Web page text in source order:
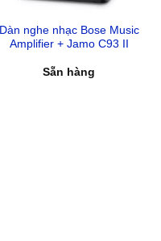
Dàn nghe nhạc Bose Music
Amplifier + Jamo C93 II
Sẵn hàng